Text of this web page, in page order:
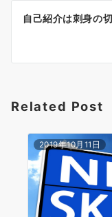
ン
自己紹介は刺身の
Related Post
2019年10月11日